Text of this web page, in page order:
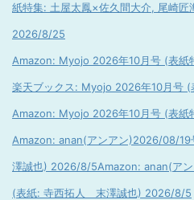
紙特集: 土屋太鳳×佐久間大介, 尾崎匠
2026/8/25
Amazon: Myojo 2026年10月号 (表紙
楽天ブックス: Myojo 2026年10月号
Amazon: Myojo 2026年10月号 (表紙
Amazon: anan(アンアン)2026/08/
澤誠也) 2026/8/5Amazon: anan(ア
(表紙: 寺西拓人 末澤誠也) 2026/8/5